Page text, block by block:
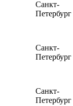
Санкт-
Петербург
Санкт-
Петербург
Санкт-
Петербург